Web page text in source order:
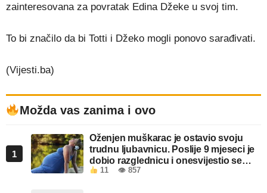
zainteresovana za povratak Edina Džeke u svoj tim.
To bi značilo da bi Totti i Džeko mogli ponovo sarađivati.
(Vijesti.ba)
Možda vas zanima i ovo
1
Oženjen muškarac je ostavio svoju
trudnu ljubavnicu. Poslije 9 mjeseci je
dobio razglednicu i onesvijestio se
kada je pročitao šta piše!
11 👁 857